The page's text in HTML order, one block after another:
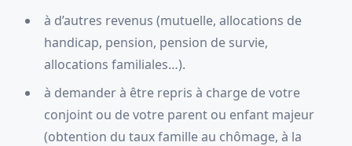
à d’autres revenus (mutuelle, allocations de
handicap, pension, pension de survie,
allocations familiales…).
à demander à être repris à charge de votre
conjoint ou de votre parent ou enfant majeur
(obtention du taux famille au chômage, à la